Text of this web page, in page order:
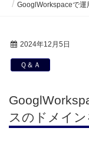
GooglWorkspaceで運
2024年12月5日
Ｑ＆Ａ
スのドメイ